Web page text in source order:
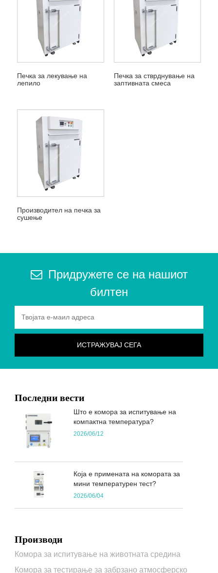
Печка за лекување на
лепило
Печка за стврднување на
заптивната смеса
Производител на печка за
сушење
Придружете се на нашиот
билтен
Последни вести
Што е комора за испитување на
компактна температура?
2026/06/12
Која е примената на комората за
мини температурен тест?
2026/06/04
Производи
Комора за испитување на животната средина
Комора за тестирање за забрзано атмосферско